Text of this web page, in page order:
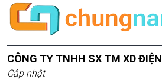
CÔNG TY TNHH SX TM XD
Cập nhật